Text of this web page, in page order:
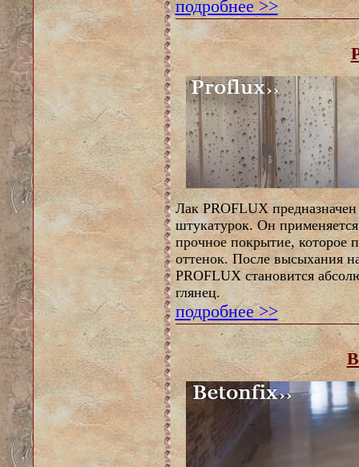
подробнее >>
Лак PROFLUX
штукатурок. Он применяется
прочное покрытие, которое
оттенок. После высыхания
PROFLUX становится
глянец.
подробнее >>